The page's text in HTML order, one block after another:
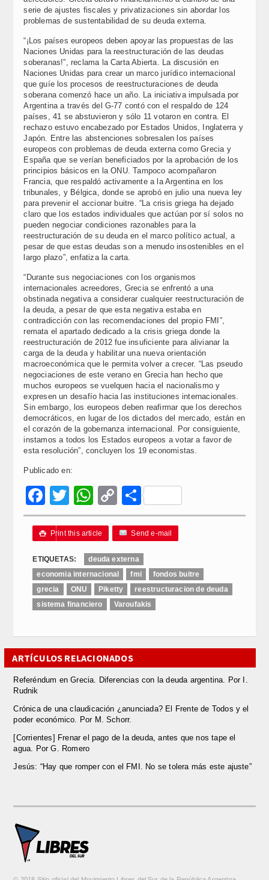
serie de ajustes fiscales y privatizaciones sin abordar los
problemas de sustentabilidad de su deuda externa.
“¡Los países europeos deben apoyar las propuestas de las
Naciones Unidas para la reestructuración de las deudas
soberanas!”, reclama la Carta Abierta. La discusión en
Naciones Unidas para crear un marco jurídico internacional
que guíe los procesos de reestructuraciones de deuda
soberana comenzó hace un año. La iniciativa impulsada por
Argentina a través del G-77 contó con el respaldo de 124
países, 41 se abstuvieron y sólo 11 votaron en contra. El
rechazo estuvo encabezado por Estados Unidos, Inglaterra y
Japón. Entre las abstenciones sobresalen los países
europeos con problemas de deuda externa como Grecia y
España que se verían beneficiados por la aprobación de los
principios básicos en la ONU. Tampoco acompañaron
Francia, que respaldó activamente a la Argentina en los
tribunales, y Bélgica, donde se aprobó en julio una nueva ley
para prevenir el accionar buitre. “La crisis griega ha dejado
claro que los estados individuales que actúan por sí solos no
pueden negociar condiciones razonables para la
reestructuración de su deuda en el marco político actual, a
pesar de que estas deudas son a menudo insostenibles en el
largo plazo”, enfatiza la carta.
“Durante sus negociaciones con los organismos
internacionales acreedores, Grecia se enfrentó a una
obstinada negativa a considerar cualquier reestructuración de
la deuda, a pesar de que esta negativa estaba en
contradicción con las recomendaciones del propio FMI”,
remata el apartado dedicado a la crisis griega donde la
reestructuración de 2012 fue insuficiente para alivianar la
carga de la deuda y habilitar una nueva orientación
macroeconómica que le permita volver a crecer. “Las pseudo
negociaciones de este verano en Grecia han hecho que
muchos europeos se vuelquen hacia el nacionalismo y
expresen un desafío hacia las instituciones internacionales.
Sin embargo, los europeos deben reafirmar que los derechos
democráticos, en lugar de los dictados del mercado, están en
el corazón de la gobernanza internacional. Por consiguiente,
instamos a todos los Estados europeos a votar a favor de
esta resolución”, concluyen los 19 economistas.
Publicado en:
Facebook
Twitter
WhatsApp
Copy
Link
Compartir
 Print this article Send e-mail
ETIQUETAS:
deuda externa
economia internacional
fmi
fondos buitre
grecia
ONU Piketty
reestructuracion de deuda
sistema financiero
Varoufakis
ARTÍCULOS RELACIONADOS
Referéndum en Grecia. Diferencias con la deuda argentina. Por I.
Rudnik
Crónica de una claudicación ¿anunciada? El Frente de Todos y el
poder económico. Por M. Schorr.
[Corrientes] Frenar el pago de la deuda, antes que nos tape el
agua. Por G. Romero
Jesús: “Hay que romper con el FMI. No se tolera más este ajuste”